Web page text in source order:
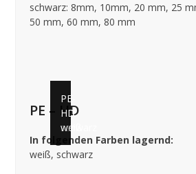
schwarz: 8mm, 10mm, 20 mm, 25
50 mm, 60 mm, 80 mm
PE-
HD
schwarz
PE-
HD
weiß
PE – HD
In folgenden Farben lagernd:
weiß, schwarz